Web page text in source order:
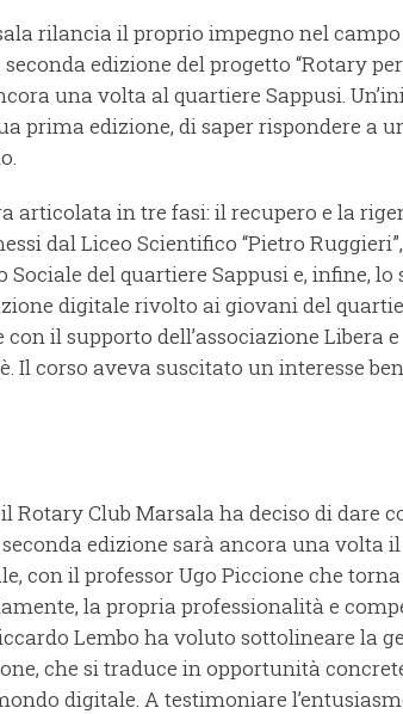
rilancia il proprio impegno nel campo
edizione del progetto “Rotary
una volta al quartiere Sappusi.
prima edizione, di saper rispondere a
articolata in tre fasi: il recupero e la
dal Liceo Scientifico “Pietro
Sociale del quartiere Sappusi e, infine,
digitale rivolto ai giovani del
il supporto dell’associazione Libera e
Il corso aveva suscitato un interesse
il Rotary Club Marsala ha deciso di dare
edizione sarà ancora una volta
con il professor Ugo Piccione che
la propria professionalità e
Lembo ha voluto sottolineare la
che si traduce in opportunità
digitale. A testimoniare